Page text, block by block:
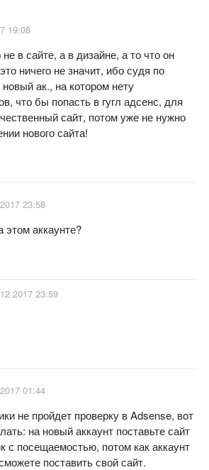
19:08
в сайте, а в дизайне, а то что он
ничего не значит, ибо судя по
ак., на котором нету
что бы попасть в гугл адсенс, для
сайт, потом уже не нужно
нового сайта!
23:58
этом аккаунте?
23:59
01:44
не пройдет проверку в Adsense, вот
на новый аккаунт поставьте сайт
с посещаемостью, потом как аккаунт
поставить свой сайт.